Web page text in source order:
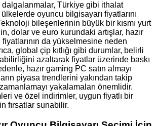
dalgalanmalar, Türkiye gibi ithalat
ülkelerde oyuncu bilgisayarı fiyatlarını
bileşenlerinin büyük bir kısmı yurt
dolar ve euro kurundaki artışlar, hazır
da yükselmesine neden
global çip kıtlığı gibi durumlar, belirli
azaltarak fiyatlar üzerinde baskı
hazır gaming PC satın almayı
piyasa trendlerini yakından takip
yakalamaları önemlidir.
ve özel indirimler, uygun fiyatlı bir
fırsatlar sunabilir.